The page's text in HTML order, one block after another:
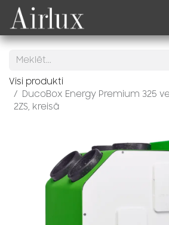
Skip to Content
Visi produkti
DucoBox Energy Premium 325
2ZS, kreisā